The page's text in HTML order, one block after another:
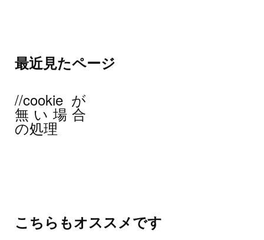
最近見たページ
//cookieが
無い場合
の処理
こちらもオススメです